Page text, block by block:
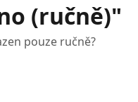
(ručně)"
pouze ručně?